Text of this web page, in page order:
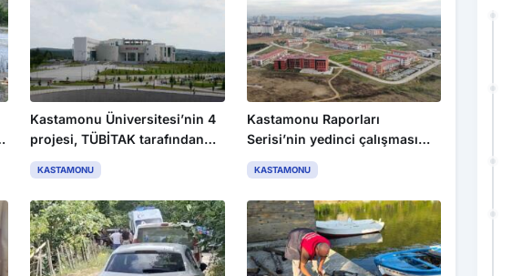
Kastamonu Üniversitesi’nin 4
projesi, TÜBİTAK tarafından
desteklenecek
KASTAMONU
Kastamonu Raporları
Serisi’nin yedinci çalışması
yayımlandı
KASTAMONU